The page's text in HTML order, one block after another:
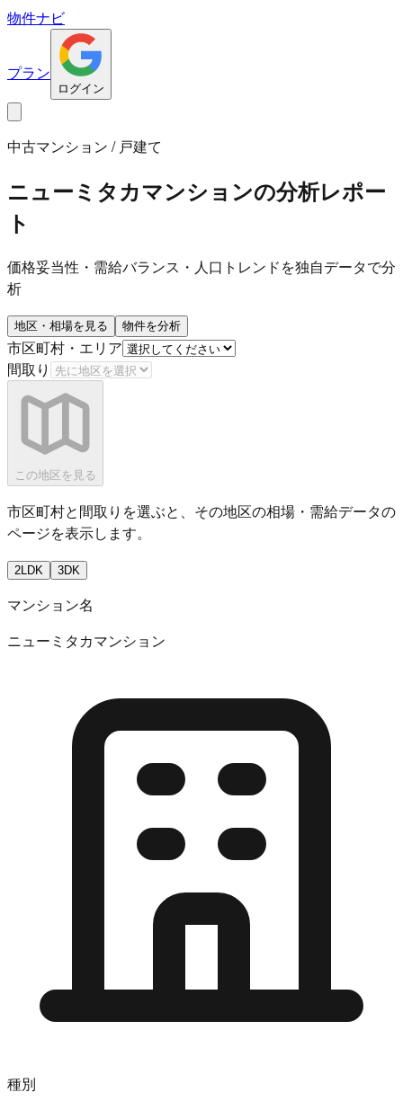
物件ナビ
プラン
ログイン
中古マンション / 戸建て
ニューミタカマンションの分析レポー
ト
価格妥当性・需給バランス・人口トレンドを独自データで分
析
地区・相場を見る 物件を分析
市区町村・エリア
間取り
この地区を見る
市区町村と間取りを選ぶと、その地区の相場・需給データの
ページを表示します。
2LDK 3DK
マンション名
ニューミタカマンション
種別